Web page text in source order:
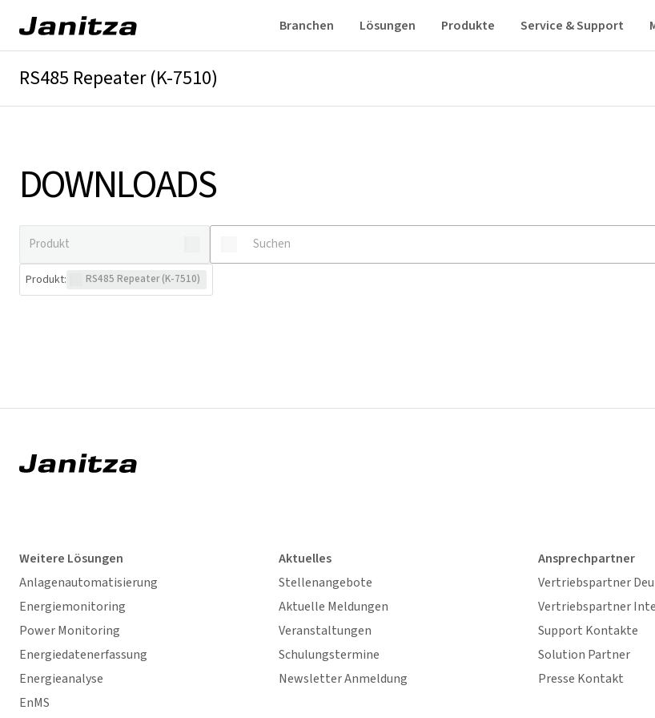
Branchen Lösungen Produkte Service & Support
RS485 Repeater (K-7510)
DOWNLOADS
Produkt: RS485 Repeater (K-7510)
Weitere Lösungen
Anlagenautomatisierung
Energiemonitoring
Power Monitoring
Energiedatenerfassung
Energieanalyse
EnMS
Aktuelles
Stellenangebote
Aktuelle Meldungen
Veranstaltungen
Schulungstermine
Newsletter Anmeldung
Ansprechpartner
Vertriebspartner
Vertriebspartner
Support Kontakte
Solution Partner
Presse Kontakt